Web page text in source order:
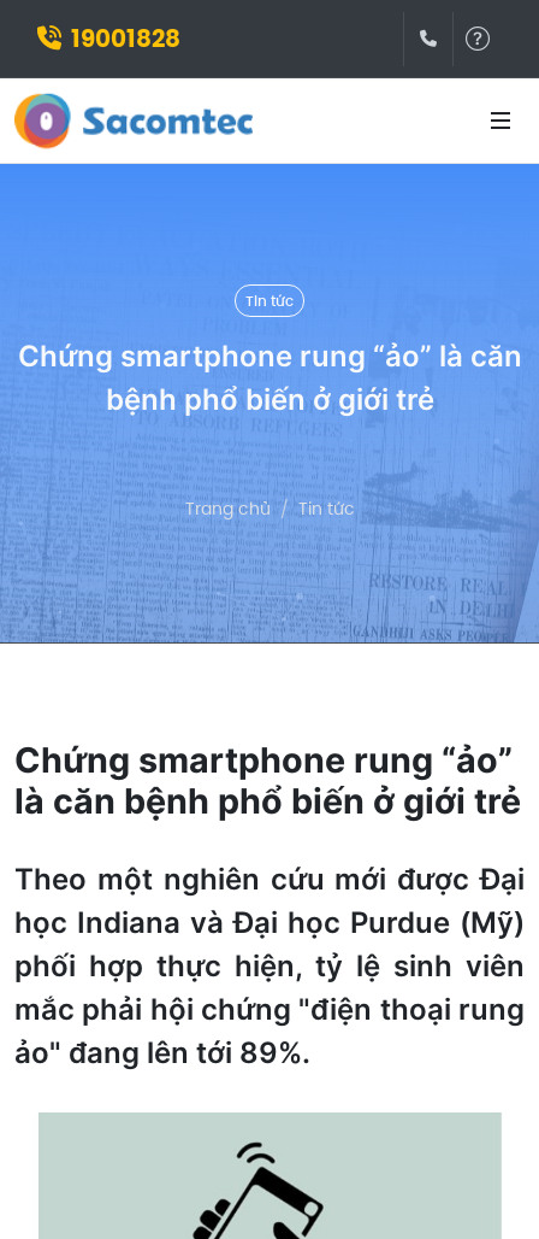
19001828
Tin tức
Chứng smartphone rung “ảo” là căn
bệnh phổ biến ở giới trẻ
Trang chủ Tin tức
Chứng smartphone rung “ảo”
là căn bệnh phổ biến ở giới trẻ
Theo một nghiên cứu mới được Đại
học Indiana và Đại học Purdue (Mỹ)
phối hợp thực hiện, tỷ lệ sinh viên
mắc phải hội chứng "điện thoại rung
ảo" đang lên tới 89%.